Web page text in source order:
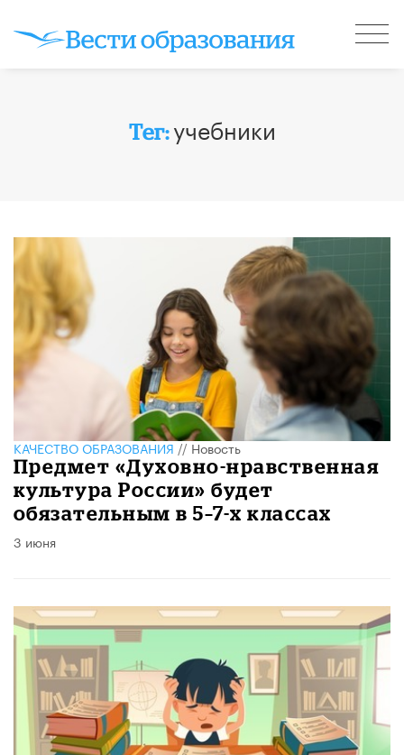
Тег:учебники
КАЧЕСТВО ОБРАЗОВАНИЯ//Новость
Предмет «Духовно-нравственная
культура России» будет
обязательным в 5–7-х классах
3 июня